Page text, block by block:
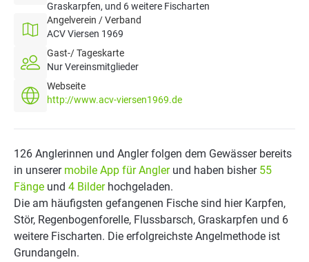
Graskarpfen, und 6 weitere Fischarten
Angelverein / Verband
ACV Viersen 1969
Gast-/ Tageskarte
Nur Vereinsmitglieder
Webseite
http://www.acv-viersen1969.de
126 Anglerinnen und Angler folgen dem Gewässer bereits
in unserer mobile App für Anglerund haben bisher 55
Fänge und 4 Bilderhochgeladen.
Die am häufigsten gefangenen Fische sind hier Karpfen,
Stör, Regenbogenforelle, Flussbarsch, Graskarpfen und 6
weitere Fischarten. Die erfolgreichste Angelmethode ist
Grundangeln.